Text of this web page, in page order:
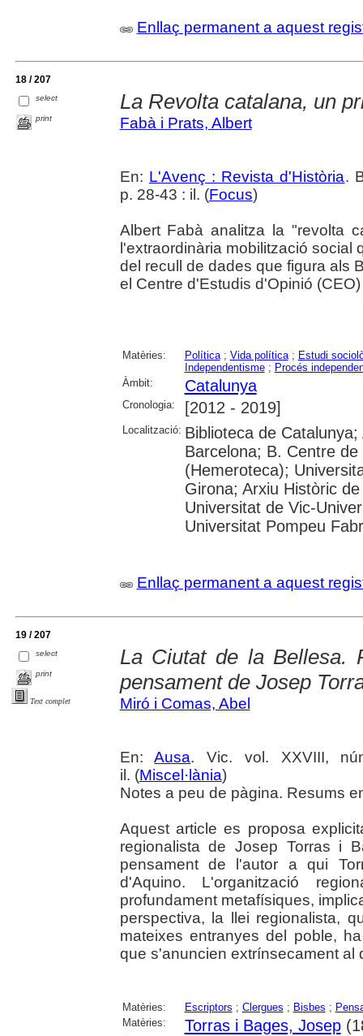
Enllaç permanent a aquest
18 / 207
select
print
La Revolta catalana, un
Fabà i Prats, Albert
En: L'Avenç : Revista d'Història.
p. 28-43 : il. (Focus)
Albert Fabà analitza la "revolta
l'extraordinària mobilització social
del recull de dades que figura als
el Centre d'Estudis d'Opinió
Matèries: Política; Vida política; Estudi
Independentisme; Procés
Àmbit:
Catalunya
Cronologia: [2012 - 2019]
Localització: Biblioteca de
Barcelona; B. Centre
(Hemeroteca);
Girona; Arxiu Històric
Universitat de Vic-
Universitat Pompeu
Enllaç permanent a aquest
19 / 207
select
print
Text complet
La Ciutat de la Bellesa.
pensament de Josep
Miró i Comas, Abel
En:Ausa. Vic. vol. XXVIII,
il. (Miscel·lània)
Notes a peu de pàgina. Resums
Aquest article es proposa
regionalista de Josep Torras i
pensament de l'autor a qui
d'Aquino. L'organització
profundament metafísiques,
perspectiva, la llei regionalista,
mateixes entranyes del poble,
que s'anuncien extrínsecament al
Matèries: Escriptors ; Clergues ; Bisbes ;
Matèries:
Torras i Bages, Josep